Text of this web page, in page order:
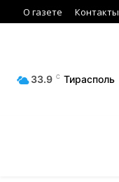
О газете Контакты
33.9 C Тирасполь